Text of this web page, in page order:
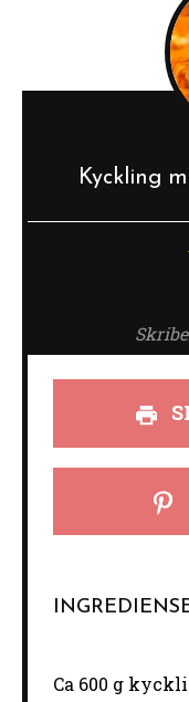
Kyckling
Ca 600 g